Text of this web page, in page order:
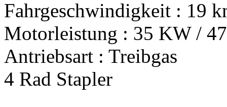
Fahrgeschwindigkeit : 19
Motorleistung : 35 KW /
Antriebsart : Treibgas
4 Rad Stapler